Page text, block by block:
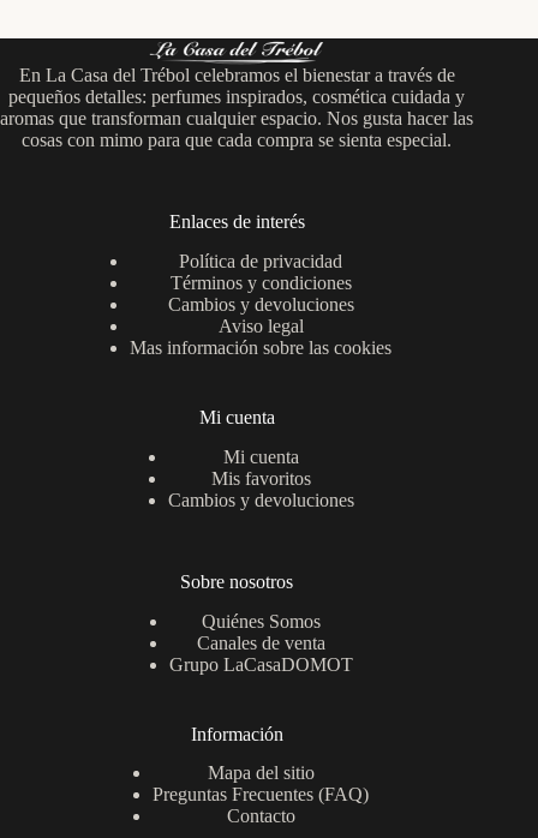
En La Casa del Trébol celebramos el bienestar a través de
pequeños detalles: perfumes inspirados, cosmética cuidada y
aromas que transforman cualquier espacio. Nos gusta hacer las
cosas con mimo para que cada compra se sienta especial.
Enlaces de interés
Política de privacidad
Términos y condiciones
Cambios y devoluciones
Aviso legal
Mas información sobre las cookies
Mi cuenta
Mi cuenta
Mis favoritos
Cambios y devoluciones
Sobre nosotros
Quiénes Somos
Canales de venta
Grupo LaCasaDOMOT
Información
Mapa del sitio
Preguntas Frecuentes (FAQ)
Contacto